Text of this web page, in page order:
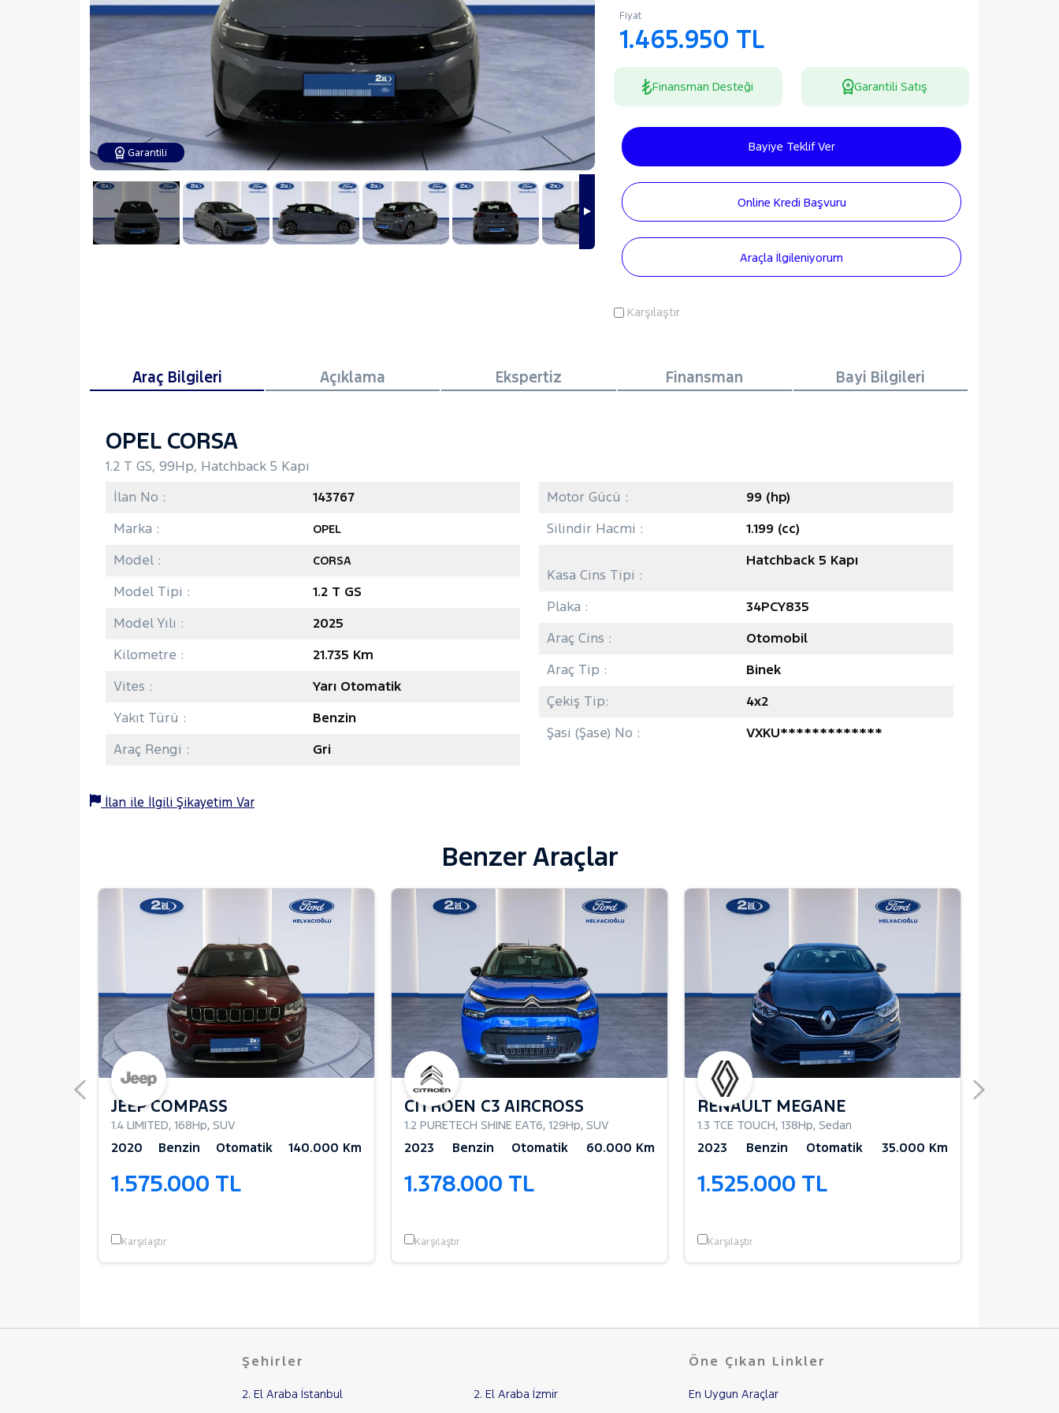
Garantili
Fiyat
1.465.950 TL
Finansman Desteği Garantili Satış
Bayiye Teklif Ver
Online Kredi Başvuru
Araçla İlgileniyorum
Karşılaştır
Araç Bilgileri Açıklama Ekspertiz Finansman Bayi Bilgileri
OPEL CORSA
1.2 T GS, 99Hp, Hatchback 5 Kapı
İlan No :
143767
Marka :
OPEL
Model : CORSA
Model Tipi :
1.2 T GS
Model Yılı :
2025
Kilometre :
21.735 Km
Vites :
Yarı Otomatik
Yakıt Türü :
Benzin
Araç Rengi :
Gri
Motor Gücü :
99 (hp)
Silindir Hacmi :
1.199 (cc)
Kasa Cins Tipi :
Hatchback 5 Kapı
Plaka :
34PCY835
Araç Cins :
Otomobil
Araç Tip :
Binek
Çekiş Tip:
4x2
Şasi (Şase) No :
VXKU*************
İlan ile İlgili Şikayetim Var
Benzer Araçlar
JEEP COMPASS
1.4 LIMITED, 168Hp, SUV
2020 Benzin Otomatik 140.000 Km
1.575.000 TL
Karşılaştır
CITROEN C3 AIRCROSS
1.2 PURETECH SHINE EAT6, 129Hp, SUV
2023 Benzin Otomatik 60.000 Km
1.378.000 TL
Karşılaştır
RENAULT MEGANE
1.3 TCE TOUCH, 138Hp, Sedan
2023 Benzin Otomatik 35.000 Km
1.525.000 TL
Karşılaştır
Şehirler
2. El Araba İstanbul 2. El Araba İzmir
Öne Çıkan Linkler
En Uygun Araçlar